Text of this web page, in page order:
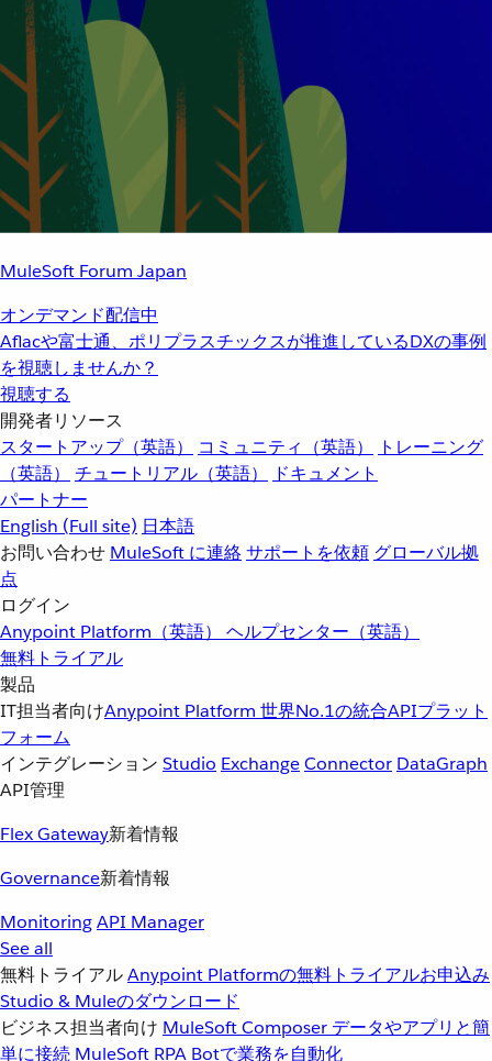
MuleSoft Forum Japan
オンデマンド配信中
Aflacや富士通、ポリプラスチックスが推進しているDXの事例
を視聴しませんか？
視聴する
開発者リソース
スタートアップ（英語）
コミュニティ（英語）
トレーニング
（英語）
チュートリアル（英語）
ドキュメント
パートナー
English (Full site) 日本語
お問い合わせ MuleSoft に連絡サポートを依頼 グローバル拠
点
ログイン
Anypoint Platform（英語） ヘルプセンター（英語）
無料トライアル
製品
IT担当者向けAnypoint Platform 世界No.1の統合APIプラット
フォーム
インテグレーション Studio ExchangeConnector DataGraph
API管理
Flex Gateway新着情報
Governance新着情報
MonitoringAPI Manager
See all
無料トライアルAnypoint Platformの無料トライアルお申込み
Studio & Muleのダウンロード
ビジネス担当者向け MuleSoft Composer データやアプリと簡
単に接続 MuleSoft RPA Botで業務を自動化